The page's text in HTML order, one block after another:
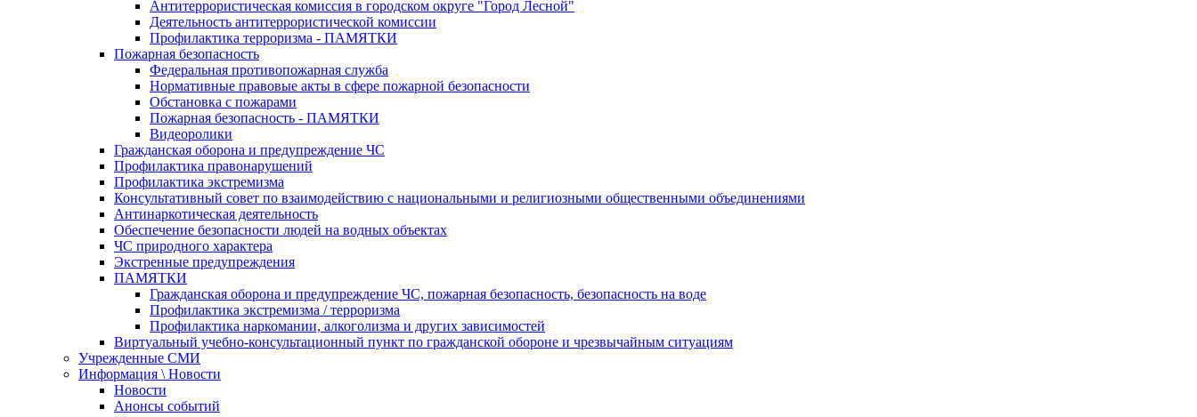
Антитеррористическая комиссия в городском округе "Город Лесной"
Деятельность антитеррористической комиссии
Профилактика терроризма - ПАМЯТКИ
Пожарная безопасность
Федеральная противопожарная служба
Нормативные правовые акты в сфере пожарной безопасности
Обстановка с пожарами
Пожарная безопасность - ПАМЯТКИ
Видеоролики
Гражданская оборона и предупреждение ЧС
Профилактика правонарушений
Профилактика экстремизма
Консультативный совет по взаимодействию с национальными и религиозными общественными объединениями
Антинаркотическая деятельность
Обеспечение безопасности людей на водных объектах
ЧС природного характера
Экстренные предупреждения
ПАМЯТКИ
Гражданская оборона и предупреждение ЧС, пожарная безопасность, безопасность на воде
Профилактика экстремизма / терроризма
Профилактика наркомании, алкоголизма и других зависимостей
Виртуальный учебно-консультационный пункт по гражданской обороне и чрезвычайным ситуациям
Учрежденные СМИ
Информация \ Новости
Новости
Анонсы событий